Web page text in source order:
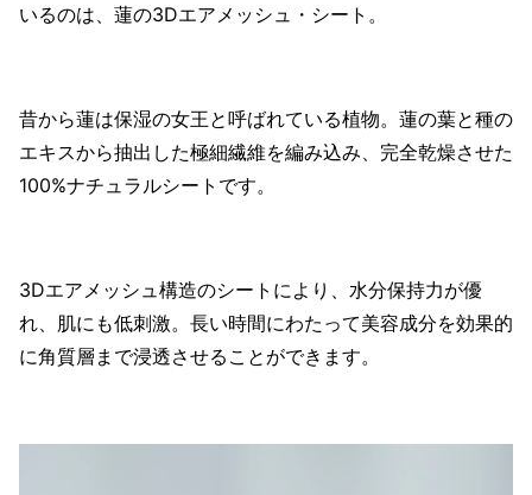
いるのは、蓮の3Dエアメッシュ・シート。
昔から蓮は保湿の女王と呼ばれている植物。蓮の葉と種の
エキスから抽出した極細繊維を編み込み、完全乾燥させた
100%ナチュラルシートです。
3Dエアメッシュ構造のシートにより、水分保持力が優
れ、肌にも低刺激。⻑い時間にわたって美容成分を効果的
に角質層まで浸透させることができます。